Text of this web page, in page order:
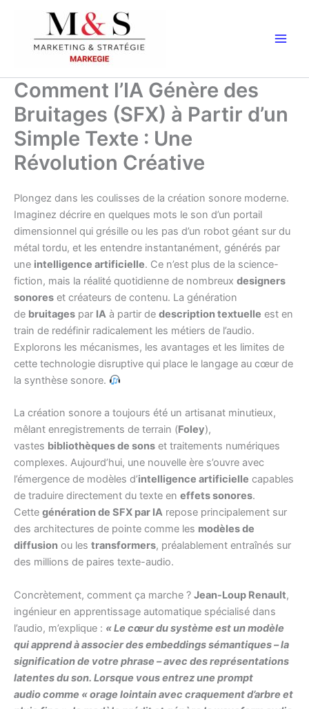
contenu
Comment l’IA Génère des
Bruitages (SFX) à Partir d’un
Simple Texte : Une
Révolution Créative
Plongez dans les coulisses de la création sonore moderne.
Imaginez décrire en quelques mots le son d’un portail
dimensionnel qui grésille ou les pas d’un robot géant sur du
métal tordu, et les entendre instantanément, générés par
une intelligence artificielle. Ce n’est plus de la science-
fiction, mais la réalité quotidienne de nombreux designers
sonores et créateurs de contenu. La génération
de bruitages par IA à partir de description textuelle est en
train de redéfinir radicalement les métiers de l’audio.
Explorons les mécanismes, les avantages et les limites de
cette technologie disruptive qui place le langage au cœur de
la synthèse sonore.
La création sonore a toujours été un artisanat minutieux,
mêlant enregistrements de terrain (Foley),
vastes bibliothèques de sons et traitements numériques
complexes. Aujourd’hui, une nouvelle ère s’ouvre avec
l’émergence de modèles d’intelligence artificielle capables
de traduire directement du texte en effets sonores.
Cette génération de SFX par IA repose principalement sur
des architectures de pointe comme les modèles de
diffusion ou les transformers, préalablement entraînés sur
des millions de paires texte-audio.
Concrètement, comment ça marche ? Jean-Loup Renault,
ingénieur en apprentissage automatique spécialisé dans
l’audio, m’explique : « Le cœur du système est un modèle
qui apprend à associer des embeddings sémantiques – la
signification de votre phrase – avec des représentations
latentes du son. Lorsque vous entrez une prompt
audio comme « orage lointain avec craquement d’arbre et